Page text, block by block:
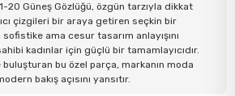
20 Güneş Gözlüğü, özgün tarzıyla dikkat
çizgileri bir araya getiren seçkin bir
ama cesur tasarım anlayışını
kadınlar için güçlü bir tamamlayıcıdır.
buluşturan bu özel parça, markanın moda
bakış açısını yansıtır.